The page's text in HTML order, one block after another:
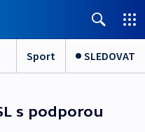
Sport SLEDOVAT
s podporou